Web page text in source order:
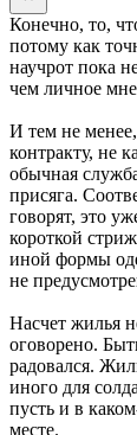
Конечно, то,
потому как
научрот пока
чем личное
И тем не
контракту, не
обычная
присяга.
говорят, это
короткой
иной формы
не
Насчет жилья
оговорено.
радовался.
иного для
пусть и в
месте.